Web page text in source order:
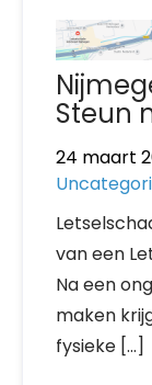
Steun
24 maart
van een
Na een
maken
fysieke […]